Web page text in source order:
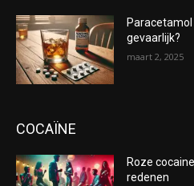
gevaarlijk?
maart 2, 2025
COCAÏNE
Roze
redenen